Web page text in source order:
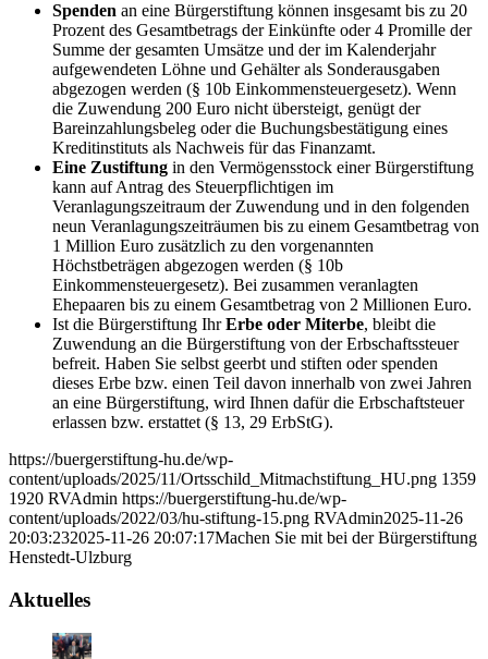
Spenden an eine Bürgerstiftung können insgesamt bis zu 20
Prozent des Gesamtbetrags der Einkünfte oder 4 Promille der
Summe der gesamten Umsätze und der im Kalenderjahr
aufgewendeten Löhne und Gehälter als Sonderausgaben
abgezogen werden (§ 10b Einkommensteuergesetz). Wenn
die Zuwendung 200 Euro nicht übersteigt, genügt der
Bareinzahlungsbeleg oder die Buchungsbestätigung eines
Kreditinstituts als Nachweis für das Finanzamt.
Eine Zustiftung in den Vermögensstock einer Bürgerstiftung
kann auf Antrag des Steuerpflichtigen im
Veranlagungszeitraum der Zuwendung und in den folgenden
neun Veranlagungszeiträumen bis zu einem Gesamtbetrag von
1 Million Euro zusätzlich zu den vorgenannten
Höchstbeträgen abgezogen werden (§ 10b
Einkommensteuergesetz). Bei zusammen veranlagten
Ehepaaren bis zu einem Gesamtbetrag von 2 Millionen Euro.
Ist die Bürgerstiftung IhrErbe oder Miterbe, bleibt die
Zuwendung an die Bürgerstiftung von der Erbschaftssteuer
befreit. Haben Sie selbst geerbt und stiften oder spenden
dieses Erbe bzw. einen Teil davon innerhalb von zwei Jahren
an eine Bürgerstiftung, wird Ihnen dafür die Erbschaftsteuer
erlassen bzw. erstattet (§ 13, 29 ErbStG).
https://buergerstiftung-hu.de/wp-
content/uploads/2025/11/Ortsschild_Mitmachstiftung_HU.png 1359
1920 RVAdmin https://buergerstiftung-hu.de/wp-
content/uploads/2022/03/hu-stiftung-15.png RVAdmin2025-11-26
20:03:232025-11-26 20:07:17Machen Sie mit bei der Bürgerstiftung
Henstedt-Ulzburg
Aktuelles